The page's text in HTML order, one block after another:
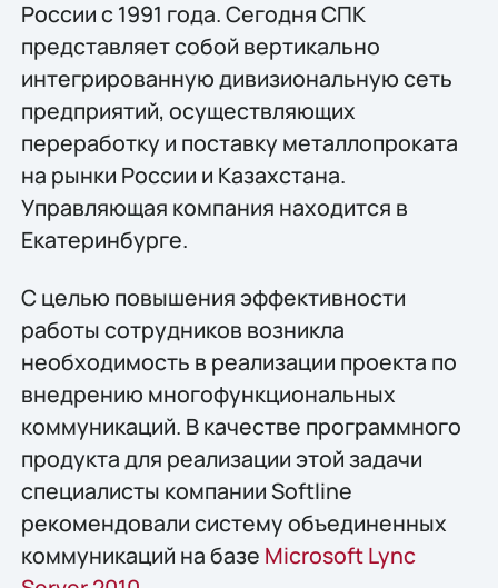
России с 1991 года. Сегодня СПК
представляет собой вертикально
интегрированную дивизиональную сеть
предприятий, осуществляющих
переработку и поставку металлопроката
на рынки России и Казахстана.
Управляющая компания находится в
Екатеринбурге.
С целью повышения эффективности
работы сотрудников возникла
необходимость в реализации проекта по
внедрению многофункциональных
коммуникаций. В качестве программного
продукта для реализации этой задачи
специалисты компании Softline
рекомендовали систему объединенных
коммуникаций на базе Microsoft Lync